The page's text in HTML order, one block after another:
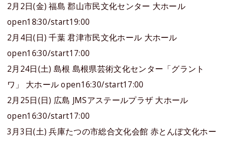
2月2日(金) 福島 郡山市民文化センター 大ホール
open18:30/start19:00
2月4日(日) 千葉 君津市民文化ホール 大ホール
open16:30/start17:00
2月24日(土) 島根 島根県芸術文化センター「グラント
ワ」 大ホール open16:30/start17:00
2月25日(日) 広島 JMSアステールプラザ 大ホール
open16:30/start17:00
3月3日(土) 兵庫たつの市総合文化会館 赤とんぼ文化ホー